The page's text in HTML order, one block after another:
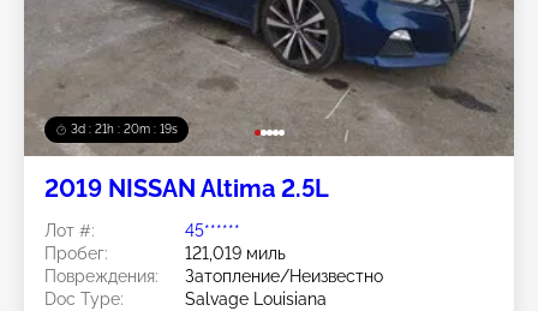
3d : 21h : 20m : 15s
2019 NISSAN Altima 2.5L
Лот #:
45******
Пробег:
121,019 миль
Повреждения:
Затопление/Неизвестно
Doc Type:
Salvage Louisiana